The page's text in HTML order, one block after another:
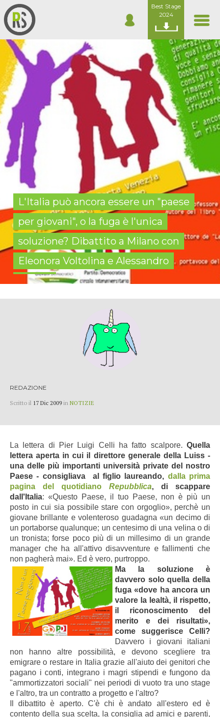
Best Stage
2024
L'Italia può ancora essere un "paese
per giovani", o la fuga è l'unica
soluzione? Dibattito a Milano con
Eleonora Voltolina e Alessandro
Rosina
REDAZIONE
Scritto il 17 Dic 2009 in NOTIZIE
La lettera di Pier Luigi Celli ha fatto scalpore. Quella
lettera aperta in cui il direttore generale della Luiss -
una delle più importanti università private del nostro
Paese - consigliava al figlio laureando, dalla prima
pagina del quotidiano Repubblica, di scappare
dall'Italia: «Questo Paese, il tuo Paese, non è più un
posto in cui sia possibile stare con orgoglio», perchè un
giovane brillante e volenteroso guadagna «un decimo di
un portaborse qualunque; un centesimo di una velina o di
un tronista; forse poco più di un millesimo di un grande
manager che ha all'attivo disavventure e fallimenti che
non pagherà mai». Ed è vero, purtroppo.
Ma la soluzione è
davvero solo quella della
fuga «dove ha ancora un
valore la lealtà, il rispetto,
il riconoscimento del
merito e dei risultati»,
come suggerisce Celli?
Davvero i giovani italiani
non hanno altre possibilità, e devono scegliere tra
emigrare o restare in Italia grazie all'aiuto dei genitori che
pagano i conti, integrano i magri stipendi e fungono da
"ammortizzatori sociali" nei periodi di vuoto tra uno stage
e l'altro, tra un contratto a progetto e l'altro?
Il dibattito è aperto. C'è chi è andato all'estero ed è
contento della sua scelta, la consiglia ad amici e parenti,